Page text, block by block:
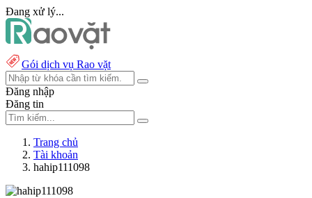
Đang xử lý...
Gói dịch vụ Rao vặt
Đăng nhập
Đăng tin
Trang chủ
Tài khoản
hahip111098